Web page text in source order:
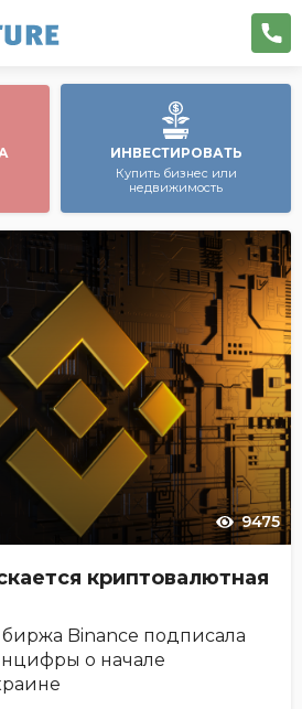
ИНВЕСТИРОВАТЬ
Купить бизнес или
недвижимость
9475
криптовалютная
Binance подписала
о начале